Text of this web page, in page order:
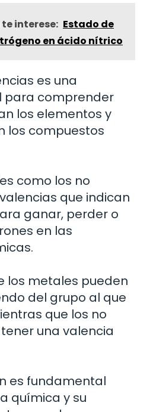
interese: Estado de
en ácido nítrico
es una
para comprender
los elementos y
los compuestos
como los no
que indican
ganar, perder o
en las
los metales pueden
del grupo al que
que los no
una valencia
es fundamental
química y su